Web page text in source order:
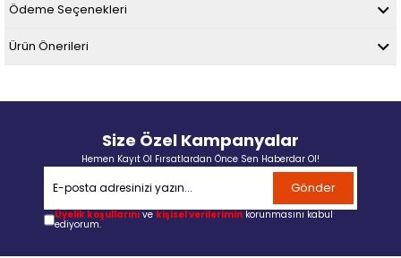
Ödeme Seçenekleri
Ürün Önerileri
Size Özel Kampanyalar
Hemen Kayıt Ol Fırsatlardan Önce Sen Haberdar Ol!
Gönder
Üyelik koşullarını ve kişisel verilerimin korunmasını kabul
ediyorum.